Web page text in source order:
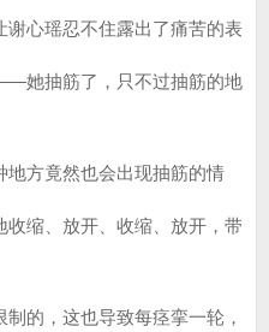
心瑶忍不住露出了痛苦的表
她抽筋了，只不过抽筋的地
方竟然也会出现抽筋的情
缩、放开、收缩、放开，带
的，这也导致每痉挛一轮，